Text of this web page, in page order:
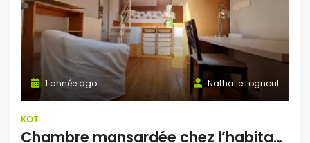
Nathalie Lognoul
1 année ago
KOT
Chambre mansardée chez l’habitant à Berchem-Sainte-Agathe